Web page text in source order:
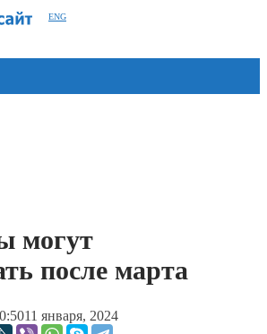
ENG
могут
после марта
11 января, 2024